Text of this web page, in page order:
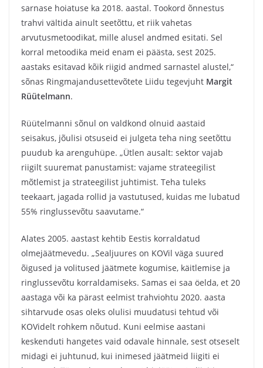
sarnase hoiatuse ka 2018. aastal. Tookord õnnestus
trahvi vältida ainult seetõttu, et riik vahetas
arvutusmetoodikat, mille alusel andmed esitati. Sel
korral metoodika meid enam ei päästa, sest 2025.
aastaks esitavad kõik riigid andmed sarnastel alustel,“
sõnas Ringmajandusettevõtete Liidu tegevjuht Margit
Rüütelmann.
Rüütelmanni sõnul on valdkond olnuid aastaid
seisakus, jõulisi otsuseid ei julgeta teha ning seetõttu
puudub ka arenguhüpe. „Ütlen ausalt: sektor vajab
riigilt suuremat panustamist: vajame strateegilist
mõtlemist ja strateegilist juhtimist. Teha tuleks
teekaart, jagada rollid ja vastutused, kuidas me lubatud
55% ringlussevõtu saavutame.“
Alates 2005. aastast kehtib Eestis korraldatud
olmejäätmevedu. „Sealjuures on KOVil väga suured
õigused ja volitused jäätmete kogumise, käitlemise ja
ringlussevõtu korraldamiseks. Samas ei saa öelda, et 20
aastaga või ka pärast eelmist trahviohtu 2020. aasta
sihtarvude osas oleks olulisi muudatusi tehtud või
KOVidelt rohkem nõutud. Kuni eelmise aastani
keskenduti hangetes vaid odavale hinnale, sest otseselt
midagi ei juhtunud, kui inimesed jäätmeid liigiti ei